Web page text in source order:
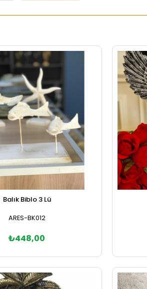
Balık Biblo 3 Lü
ARES-BK012
₺448,00
Sepete Ekle